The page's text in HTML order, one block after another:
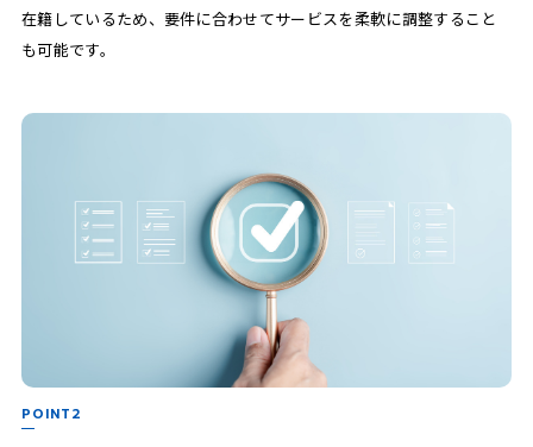
在籍しているため、要件に合わせてサービスを柔軟に調整すること
も可能です。
POINT2